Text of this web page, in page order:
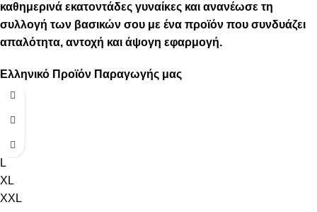
καθημερινά εκατοντάδες γυναίκες και ανανέωσε τη
συλλογή των βασικών σου με ένα προϊόν που συνδυάζει
απαλότητα, αντοχή και άψογη εφαρμογή.
Ελληνικό Προϊόν Παραγωγής μας
L
XL
XXL